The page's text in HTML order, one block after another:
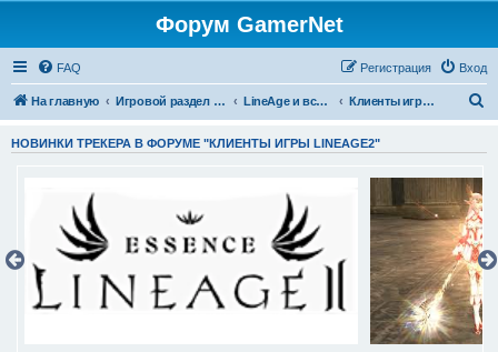
Форум GamerNet
FAQ Вход
Регистрация
На главную Игровой раздел - Готовые игры и игровые разработки LineAge и все что с ней связано Клиенты игры LineAge2
и
НОВИНКИ ТРЕКЕРА В ФОРУМЕ "КЛИЕНТЫ ИГРЫ LINEAGE2"